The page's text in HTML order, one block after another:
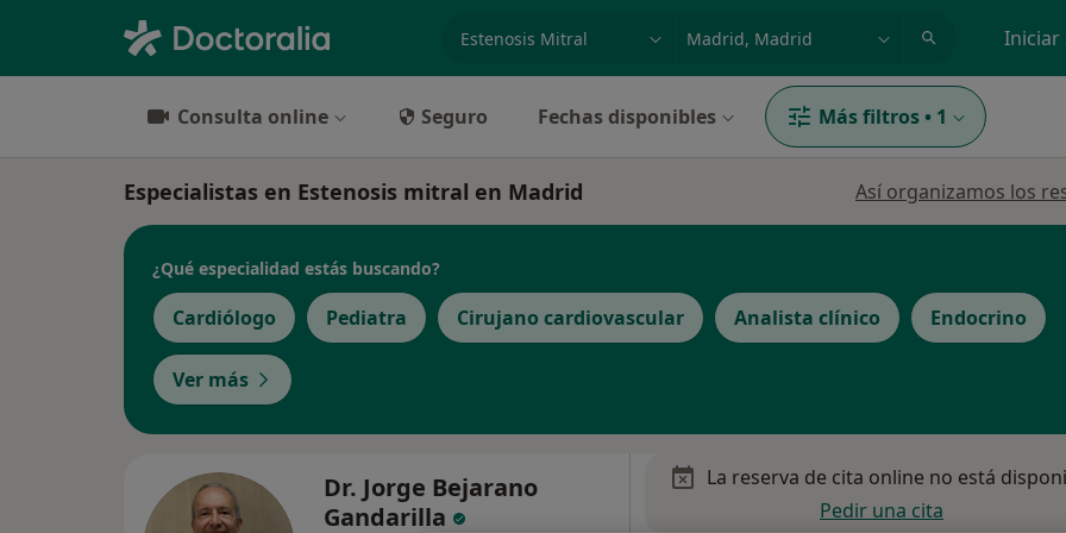
Iniciar
Consulta online Seguro Fechas disponibles Más filtros • 1
Especialistas en Estenosis mitral en Madrid Así organizamos los
¿Qué especialidad estás buscando?
Cardiólogo Pediatra Cirujano cardiovascular Analista clínico Endocrino
Ver más
Dr. Jorge Bejarano
Gandarilla
La reserva de cita online no está
Pedir una cita